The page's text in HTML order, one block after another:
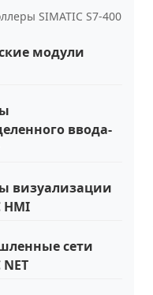
SIMATIC S7-400
модули
ввода-
визуализации
HMI
сети
NET